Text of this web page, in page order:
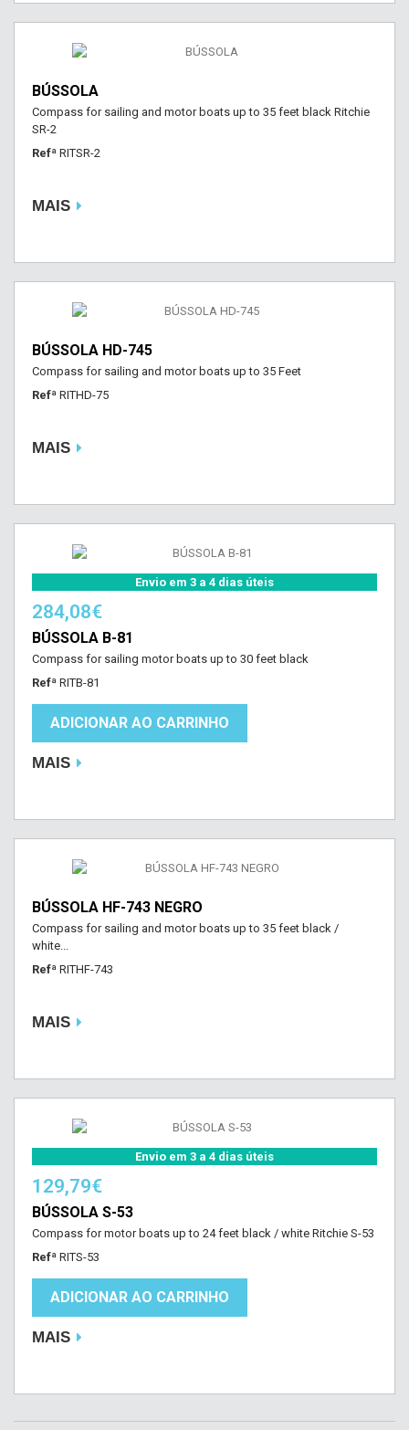
BÚSSOLA
Compass for sailing and motor boats up to 35 feet black Ritchie
SR-2
Refª RITSR-2
MAIS
BÚSSOLA HD-745
Compass for sailing and motor boats up to 35 Feet
Refª RITHD-75
MAIS
Envio em 3 a 4 dias úteis
284,08€
BÚSSOLA B-81
Compass for sailing motor boats up to 30 feet black
Refª RITB-81
ADICIONAR AO CARRINHO
MAIS
BÚSSOLA HF-743 NEGRO
Compass for sailing and motor boats up to 35 feet black /
white...
Refª RITHF-743
MAIS
Envio em 3 a 4 dias úteis
129,79€
BÚSSOLA S-53
Compass for motor boats up to 24 feet black / white Ritchie S-53
Refª RITS-53
ADICIONAR AO CARRINHO
MAIS